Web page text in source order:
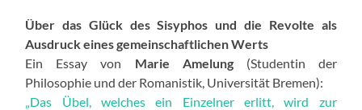
Über das Glück des Sisyphos und die Revolte als
Ausdruck eines gemeinschaftlichen Werts
Ein Essay von Marie Amelung(Studentin der
Philosophie und der Romanistik, Universität Bremen):
„Das Übel, welches ein Einzelner erlitt, wird zur